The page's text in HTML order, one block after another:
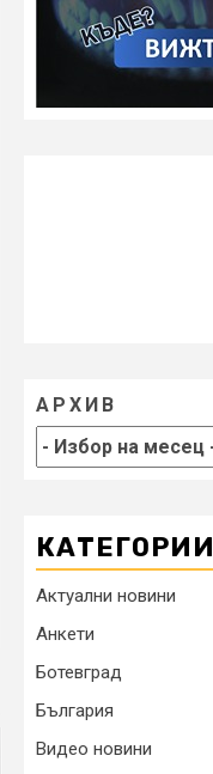
АРХИВ
КАТЕГОРИИ
Актуални новини
Анкети
Ботевград
България
Видео новини